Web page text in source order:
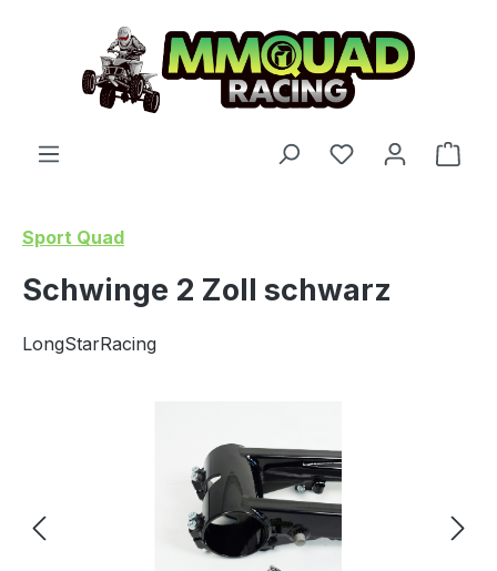
Zum Hauptinhalt springen
Du hast 0
Sport Quad
Schwinge 2 Zoll schwarz
LongStarRacing